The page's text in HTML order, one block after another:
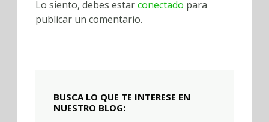
Lo siento, debes estarconectado para
publicar un comentario.
BUSCA LO QUE TE INTERESE EN
NUESTRO BLOG: